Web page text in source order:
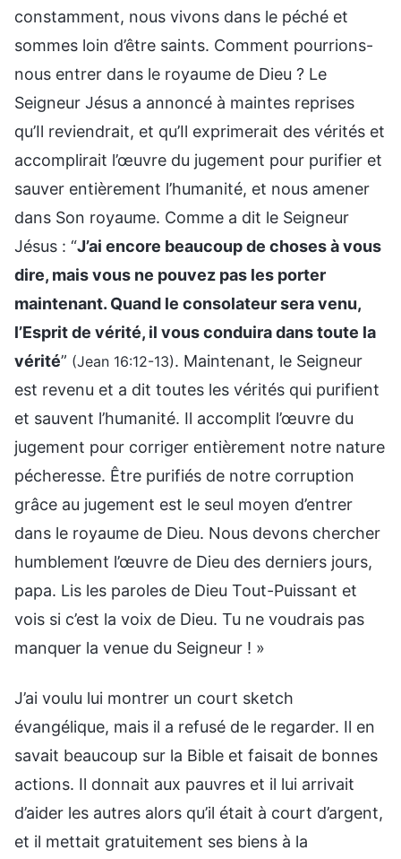
constamment, nous vivons dans le péché et
sommes loin d’être saints. Comment pourrions-
nous entrer dans le royaume de Dieu ? Le
Seigneur Jésus a annoncé à maintes reprises
qu’Il reviendrait, et qu’Il exprimerait des vérités et
accomplirait l’œuvre du jugement pour purifier et
sauver entièrement l’humanité, et nous amener
dans Son royaume. Comme a dit le Seigneur
Jésus : “J’ai encore beaucoup de choses à vous
dire, mais vous ne pouvez pas les porter
maintenant. Quand le consolateur sera venu,
l’Esprit de vérité, il vous conduira dans toute la
vérité” (Jean 16:12-13). Maintenant, le Seigneur
est revenu et a dit toutes les vérités qui purifient
et sauvent l’humanité. Il accomplit l’œuvre du
jugement pour corriger entièrement notre nature
pécheresse. Être purifiés de notre corruption
grâce au jugement est le seul moyen d’entrer
dans le royaume de Dieu. Nous devons chercher
humblement l’œuvre de Dieu des derniers jours,
papa. Lis les paroles de Dieu Tout-Puissant et
vois si c’est la voix de Dieu. Tu ne voudrais pas
manquer la venue du Seigneur ! »
J’ai voulu lui montrer un court sketch
évangélique, mais il a refusé de le regarder. Il en
savait beaucoup sur la Bible et faisait de bonnes
actions. Il donnait aux pauvres et il lui arrivait
d’aider les autres alors qu’il était à court d’argent,
et il mettait gratuitement ses biens à la